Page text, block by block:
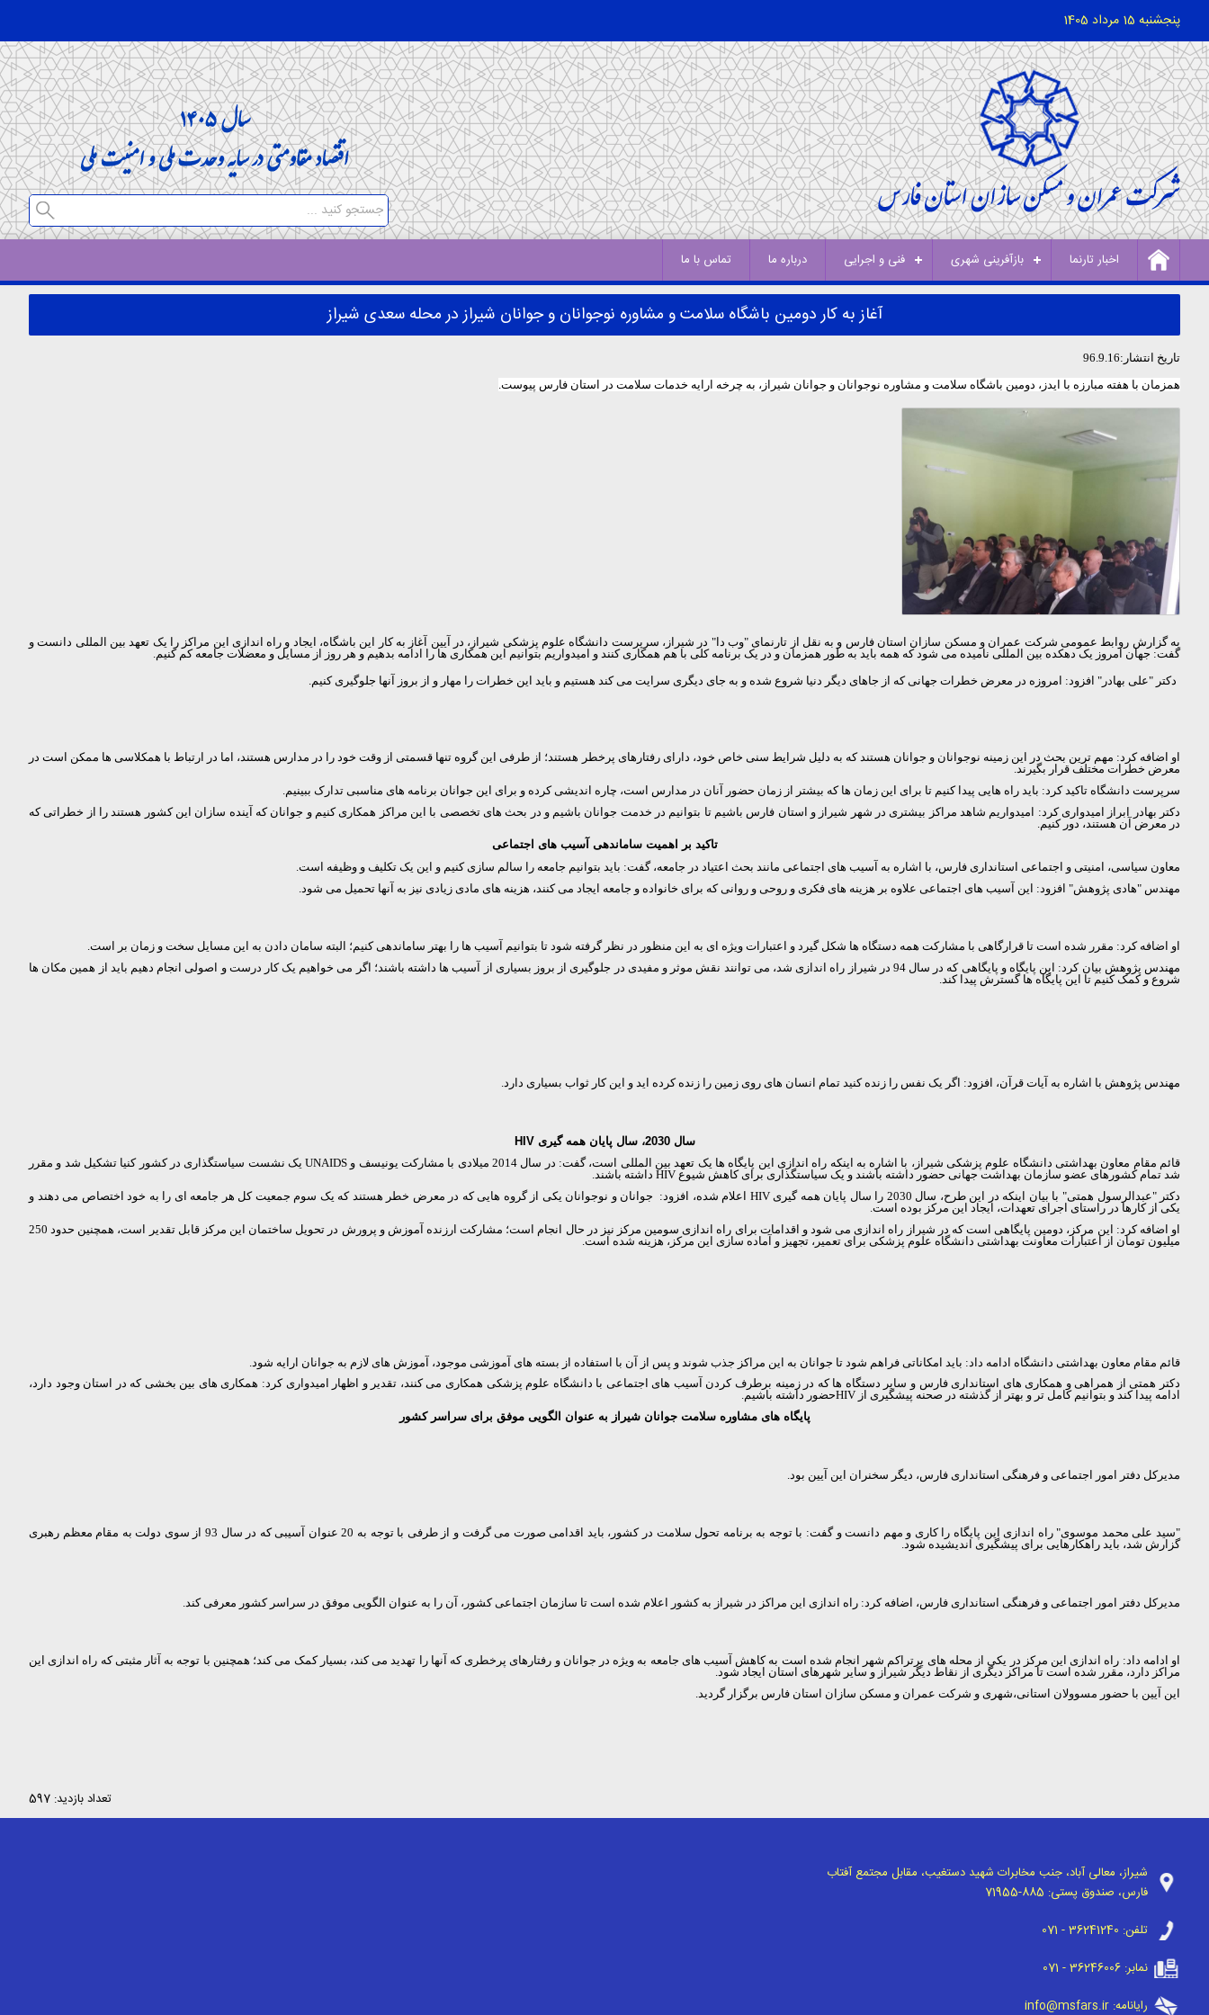
پنجشنبه 15 مرداد 1405
اخبار تارنما بازآفرینی شهری فنی و اجرایی درباره ما تماس با ما
آغاز به کار دومین باشگاه سلامت و مشاوره نوجوانان و جوانان شیراز در محله سعدی شیراز
تاریخ انتشار:96.9.16
همزمان با هفته مبارزه با ایدز، دومین باشگاه سلامت و مشاوره نوجوانان و جوانان شیراز، به چرخه ارایه خدمات سلامت در استان فارس پیوست.
به گزارش روابط عمومی شرکت عمران و مسکن سازان استان فارس و به نقل از تارنمای "وب دا" در شیراز، سرپرست دانشگاه علوم پزشکی شیراز، در آیین آغاز به کار این باشگاه، ایجاد و راه اندازی این مراکز را یک تعهد بین المللی دانست و
گفت: جهان امروز یک دهکده بین المللی نامیده می شود که همه باید به طور همزمان و در یک برنامه کلی با هم همکاری کنند و امیدواریم بتوانیم این همکاری ها را ادامه بدهیم و هر روز از مسایل و معضلات جامعه کم کنیم.
دکتر "علی بهادر" افزود: امروزه در معرض خطرات جهانی که از جاهای دیگر دنیا شروع شده و به جای دیگری سرایت می کند هستیم و باید این خطرات را مهار و از بروز آنها جلوگیری کنیم.
او اضافه کرد: مهم ترین بحث در این زمینه نوجوانان و جوانان هستند که به دلیل شرایط سنی خاص خود، دارای رفتارهای پرخطر هستند؛ از طرفی این گروه تنها قسمتی از وقت خود را در مدارس هستند، اما در ارتباط با همکلاسی ها ممکن است در
معرض خطرات مختلف قرار بگیرند.
سرپرست دانشگاه تاکید کرد: باید راه هایی پیدا کنیم تا برای این زمان ها که بیشتر از زمان حضور آنان در مدارس است، چاره اندیشی کرده و برای این جوانان برنامه های مناسبی تدارک ببینیم.
دکتر بهادر ابراز امیدواری کرد: امیدواریم شاهد مراکز بیشتری در شهر شیراز و استان فارس باشیم تا بتوانیم در خدمت جوانان باشیم و در بحث های تخصصی با این مراکز همکاری کنیم و جوانان که آینده سازان این کشور هستند را از خطراتی که
در معرض آن هستند، دور کنیم.
تاکید بر اهمیت ساماندهی آسیب های اجتماعی
معاون سیاسی، امنیتی و اجتماعی استانداری فارس، با اشاره به آسیب های اجتماعی مانند بحث اعتیاد در جامعه، گفت: باید بتوانیم جامعه را سالم سازی کنیم و این یک تکلیف و وظیفه است.
مهندس "هادی پژوهش" افزود: این آسیب های اجتماعی علاوه بر هزینه های فکری و روحی و روانی که برای خانواده و جامعه ایجاد می کنند، هزینه های مادی زیادی نیز به آنها تحمیل می شود.
او اضافه کرد: مقرر شده است تا قرارگاهی با مشارکت همه دستگاه ها شکل گیرد و اعتبارات ویژه ای به این منظور در نظر گرفته شود تا بتوانیم آسیب ها را بهتر ساماندهی کنیم؛ البته سامان دادن به این مسایل سخت و زمان بر است.
مهندس پژوهش بیان کرد: این پایگاه و پایگاهی که در سال 94 در شیراز راه اندازی شد، می توانند نقش موثر و مفیدی در جلوگیری از بروز بسیاری از آسیب ها داشته باشند؛ اگر می خواهیم یک کار درست و اصولی انجام دهیم باید از همین مکان ها
شروع و کمک کنیم تا این پایگاه ها گسترش پیدا کند.
مهندس پژوهش با اشاره به آیات قرآن، افزود: اگر یک نفس را زنده کنید تمام انسان های روی زمین را زنده کرده اید و این کار ثواب بسیاری دارد.
سال 2030، سال پایان همه گیری
HIV
قائم مقام معاون بهداشتی دانشگاه علوم پزشکی شیراز، با اشاره به اینکه راه اندازی این پایگاه ها یک تعهد بین المللی است، گفت: در سال 2014 میلادی با مشارکت یونیسف و
UNAIDSیک نشست سیاستگذاری در کشور کنیا تشکیل شد و مقرر
شد تمام کشورهای عضو سازمان بهداشت جهانی حضور داشته باشند و یک سیاستگذاری برای کاهش شیوع HIV داشته باشند.
دکتر "عبدالرسول همتی" با بیان اینکه در این طرح، سال 2030 را سال پایان همه گیری
HIV اعلام شده، افزود: جوانان و نوجوانان یکی از گروه هایی که در معرض خطر هستند که یک سوم جمعیت کل هر جامعه ای را به خود اختصاص می دهند و
یکی از کارها در راستای اجرای تعهدات، ایجاد این مرکز بوده است.
او اضافه کرد: این مرکز، دومین پایگاهی است که در شیراز راه اندازی می شود و اقدامات برای راه اندازی سومین مرکز نیز در حال انجام است؛ مشارکت ارزنده آموزش و پرورش در تحویل ساختمان این مرکز قابل تقدیر است، همچنین حدود 250
میلیون تومان از اعتبارات معاونت بهداشتی دانشگاه علوم پزشکی برای تعمیر، تجهیز و آماده سازی این مرکز، هزینه شده است.
قائم مقام معاون بهداشتی دانشگاه ادامه داد: باید امکاناتی فراهم شود تا جوانان به این مراکز جذب شوند و پس از آن با استفاده از بسته های آموزشی موجود، آموزش های لازم به جوانان ارایه شود.
دکتر همتی از همراهی و همکاری های استانداری فارس و سایر دستگاه ها که در زمینه برطرف کردن آسیب های اجتماعی با دانشگاه علوم پزشکی همکاری می کنند، تقدیر و اظهار امیدواری کرد: همکاری های بین بخشی که در استان وجود دارد،
ادامه پیدا کند و بتوانیم کامل تر و بهتر از گذشته در صحنه پیشگیری از HIVحضور داشته باشیم.
پایگاه های مشاوره سلامت جوانان شیراز به عنوان الگویی موفق برای سراسر کشور
مدیرکل دفتر امور اجتماعی و فرهنگی استانداری فارس، دیگر سخنران این آیین بود.
"سید علی محمد موسوی" راه اندازی این پایگاه را کاری و مهم دانست و گفت: با توجه به برنامه تحول سلامت در کشور، باید اقدامی صورت می گرفت و از طرفی با توجه به 20 عنوان آسیبی که در سال 93 از سوی دولت به مقام معظم رهبری
گزارش شد، باید راهکارهایی برای پیشگیری اندیشیده شود.
مدیرکل دفتر امور اجتماعی و فرهنگی استانداری فارس، اضافه کرد: راه اندازی این مراکز در شیراز به کشور اعلام شده است تا سازمان اجتماعی کشور، آن را به عنوان الگویی موفق در سراسر کشور معرفی کند.
او ادامه داد: راه اندازی این مرکز در یکی از محله های پرتراکم شهر انجام شده است به کاهش آسیب های جامعه به ویژه در جوانان و رفتارهای پرخطری که آنها را تهدید می کند، بسیار کمک می کند؛ همچنین با توجه به آثار مثبتی که راه اندازی این
مراکز دارد، مقرر شده است تا مراکز دیگری از نقاط دیگر شیراز و سایر شهرهای استان ایجاد شود.
این آیین با حضور مسوولان استانی،شهری و شرکت عمران و مسکن سازان استان فارس برگزار گردید.
تعداد بازدید: 597
شیراز، معالی آباد، جنب مخابرات شهید دستغیب، مقابل مجتمع آفتاب
فارس، صندوق پستی: 71955-885
تلفن: 071 - 36241240
نمابر: 071 - 36246006
رایانامه: info@msfars.ir